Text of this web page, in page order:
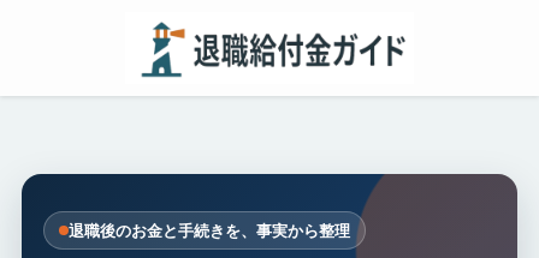
退職後のお金と手続きを、事実から整理